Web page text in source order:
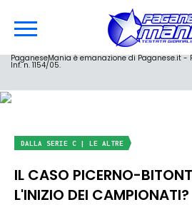
PaganeseMania è emanazione di Paganese.it -
Inf. n. 1154/05.
DALLA SERIE C | LE ALTRE
IL CASO PICERNO-
L'INIZIO DEI CAMPIONATI?